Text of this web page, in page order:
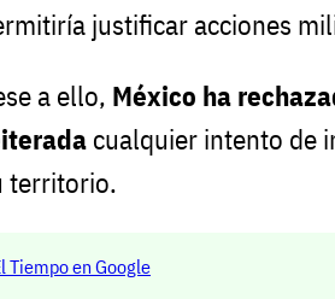
justificar acciones
a ello, México ha
cualquier intento de
territorio.
Tiempo en Google